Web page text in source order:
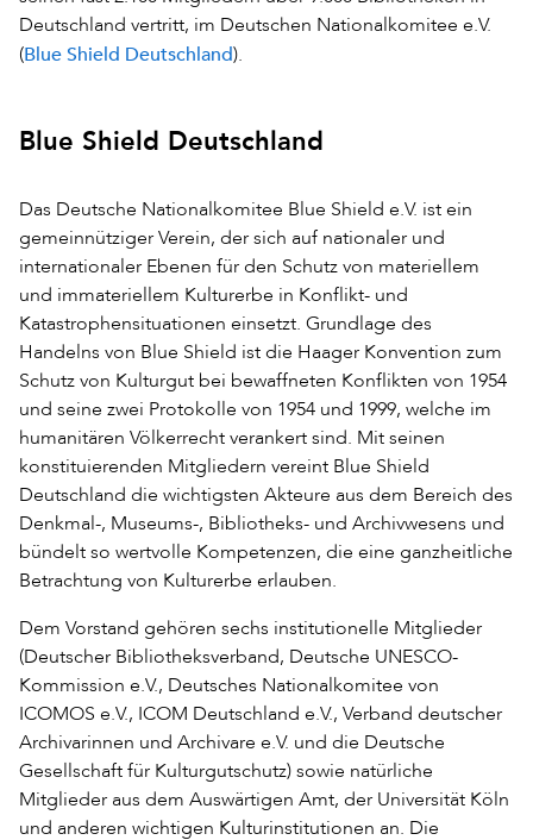
Deutschland vertritt, im Deutschen Nationalkomitee e.V.
(Blue Shield Deutschland).
Blue Shield Deutschland
Das Deutsche Nationalkomitee Blue Shield e.V. ist ein
gemeinnütziger Verein, der sich auf nationaler und
internationaler Ebenen für den Schutz von materiellem
und immateriellem Kulturerbe in Konflikt- und
Katastrophensituationen einsetzt. Grundlage des
Handelns von Blue Shield ist die Haager Konvention zum
Schutz von Kulturgut bei bewaffneten Konflikten von 1954
und seine zwei Protokolle von 1954 und 1999, welche im
humanitären Völkerrecht verankert sind. Mit seinen
konstituierenden Mitgliedern vereint Blue Shield
Deutschland die wichtigsten Akteure aus dem Bereich des
Denkmal-, Museums-, Bibliotheks- und Archivwesens und
bündelt so wertvolle Kompetenzen, die eine ganzheitliche
Betrachtung von Kulturerbe erlauben.
Dem Vorstand gehören sechs institutionelle Mitglieder
(Deutscher Bibliotheksverband, Deutsche UNESCO-
Kommission e.V., Deutsches Nationalkomitee von
ICOMOS e.V., ICOM Deutschland e.V., Verband deutscher
Archivarinnen und Archivare e.V. und die Deutsche
Gesellschaft für Kulturgutschutz) sowie natürliche
Mitglieder aus dem Auswärtigen Amt, der Universität Köln
und anderen wichtigen Kulturinstitutionen an. Die